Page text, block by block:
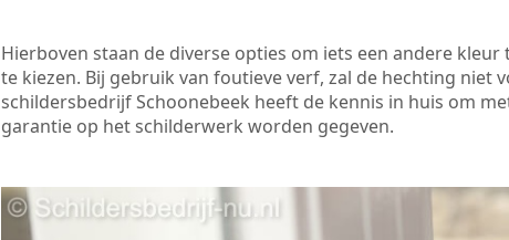
Hierboven staan de diverse opties om iets een andere
te kiezen. Bij gebruik van foutieve verf, zal de hechting niet
schildersbedrijf Schoonebeek heeft de kennis in huis om
garantie op het schilderwerk worden gegeven.